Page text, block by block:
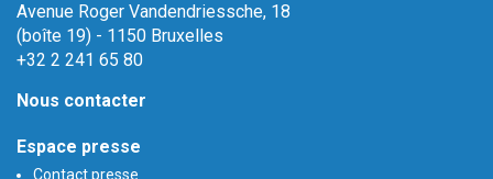
Avenue Roger Vandendriessche, 18
(boîte 19) - 1150 Bruxelles
+32 2 241 65 80
Nous contacter
Espace presse
Contact presse